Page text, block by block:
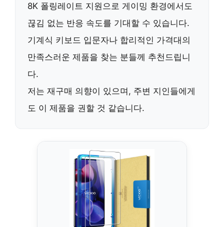
8K 폴링레이트 지원으로 게이밍 환경에서도
끊김 없는 반응 속도를 기대할 수 있습니다.
기계식 키보드 입문자나 합리적인 가격대의
만족스러운 제품을 찾는 분들께 추천 드립니
다.
저는 재구매 의향이 있으며, 주변 지인들에게
도 이 제품을 권할 것 같습니다.